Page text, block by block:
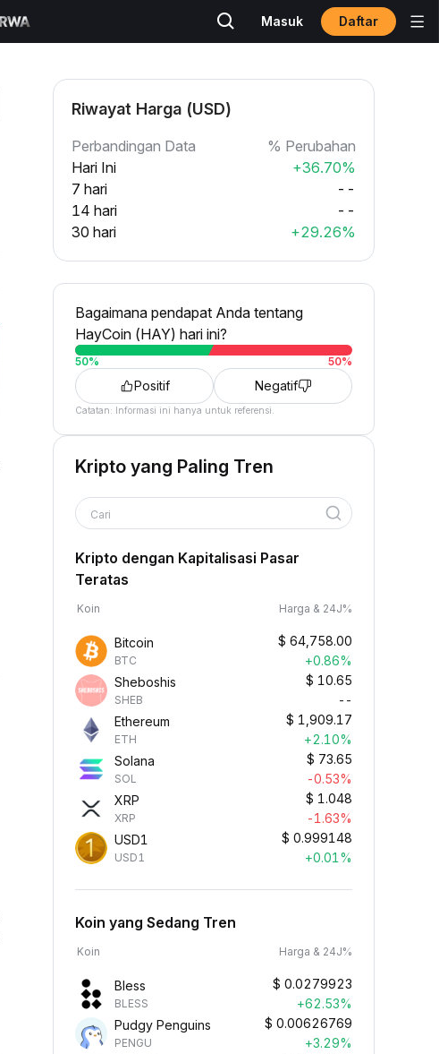
Masuk Daftar
Riwayat Harga (USD)
Perbandingan Data
% Perubahan
Hari Ini
+36.70%
7 hari
--
14 hari
--
30 hari
+29.26%
Bagaimana pendapat Anda tentang
HayCoin (HAY) hari ini?
50% 50%
Positif Negatif
Catatan: Informasi ini hanya untuk referensi.
Kripto yang Paling Tren
Cari
Kripto dengan Kapitalisasi Pasar
Teratas
Koin Harga & 24J%
Bitcoin
BTC
$ 64,758.00
+0.86%
Sheboshis
SHEB
$ 10.65
--
Ethereum
ETH
$ 1,909.17
+2.10%
Solana
SOL
$ 73.65
-0.53%
XRP
XRP
$ 1.048
-1.63%
USD1
USD1
$ 0.999148
+0.01%
Koin yang Sedang Tren
Koin Harga & 24J%
Bless
BLESS
$ 0.0279923
+62.53%
Pudgy Penguins
PENGU
$ 0.00626769
+3.29%